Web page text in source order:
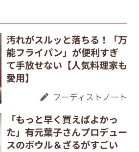
汚れがスルッと落ちる！「万
能フライパン」が便利すぎ
て手放せない【人気料理家も
愛用】
フーディストノート
「もっと早く買えばよかっ
た」有元葉子さんプロデュー
スのボウル＆ざるがすごい